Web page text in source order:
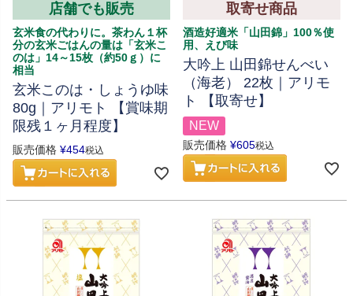
店舗でも販売
玄米食の代わりに。茶わん１杯
分の玄米ごはんの量は「玄米こ
のは」14～15枚（約50ｇ）に
相当
玄米このは・しょうゆ味
80g｜アリモト 【賞味期
限残１ヶ月程度】
販売価格 ¥454税込
取寄せ商品
酒造好適米「山田錦」100％使
用、えび味
大吟上 山田錦せんべい
（海老） 22枚｜アリモ
ト 【取寄せ】
NEW
販売価格 ¥605税込